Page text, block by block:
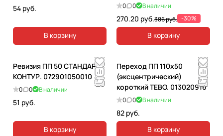
54 руб.
В корзину
0 0 В наличии
270.20 руб.386 руб. -30%
В корзину
Ревизия ПП 50 СТАНДАРТ
КОНТУР. 072901050010
0 0 В наличии
51 руб.
В корзину
Переход ПП 110х50
(эксцентрический)
короткий ТЕВО. 013020916
0 0 В наличии
82 руб.
В корзину